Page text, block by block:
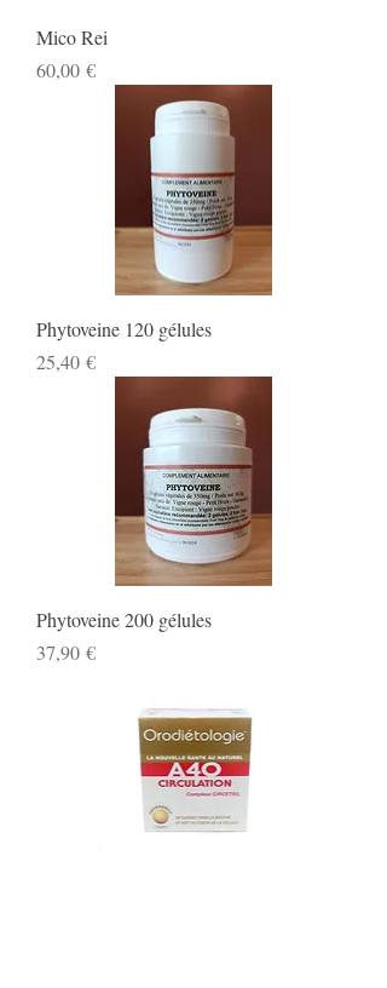
Mico Rei
Prix
60,00 €
Phytoveine 120 gélules
Prix
25,40 €
Phytoveine 200 gélules
Prix
37,90 €